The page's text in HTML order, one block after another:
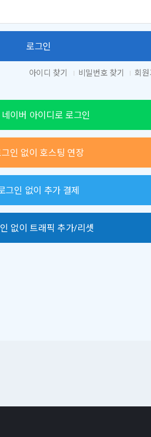
로그인
아이디 찾기 비밀번호 찾기 회
네이버 아이디로 로그인
인 없이 호스팅 연장
그인 없이 추가 결제
없이 트래픽 추가/리셋